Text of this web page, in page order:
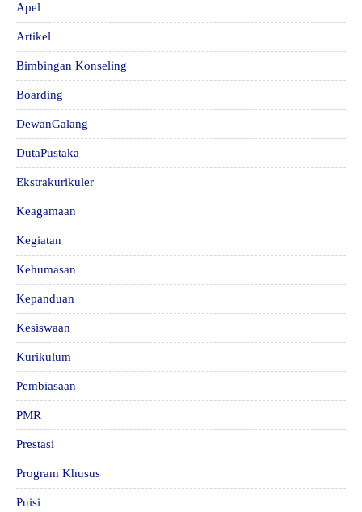
Apel
Artikel
Bimbingan Konseling
Boarding
DewanGalang
DutaPustaka
Ekstrakurikuler
Keagamaan
Kegiatan
Kehumasan
Kepanduan
Kesiswaan
Kurikulum
Pembiasaan
PMR
Prestasi
Program Khusus
Puisi